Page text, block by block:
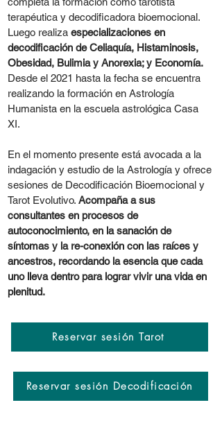
terapéutica y decodificadora bioemocional.
Luego realiza especializaciones en
decodificación de Celiaquía, Histaminosis,
Obesidad, Bulimia y Anorexia; y Economía.
Desde el 2021 hasta la fecha se encuentra
realizando la formación en Astrología
Humanista en la escuela astrológica Casa
XI.
En el momento presente está avocada a la
indagación y estudio de la Astrología y ofrece
sesiones de Decodificación Bioemocional y
Tarot Evolutivo. Acompaña a sus
consultantes en procesos de
autoconocimiento, en la sanación de
síntomas y la re-conexión con las raíces y
ancestros, recordando la esencia que cada
uno lleva dentro para lograr vivir una vida en
plenitud.
Reservar sesión Tarot
Reservar sesión Decodificación